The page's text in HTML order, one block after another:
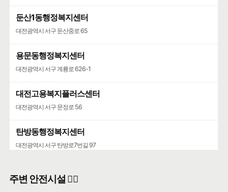
둔산1동행정복지센터
대전광역시 서구 둔산중로 65
용문동행정복지센터
대전광역시 서구 계룡로 626-1
대전고용복지플러스센터
대전광역시 서구 문정로 56
탄방동행정복지센터
대전광역시 서구 탄방로7번길 97
대전광역시 서구 계룡로662번길 6
주변 안전시설 👮‍♀️